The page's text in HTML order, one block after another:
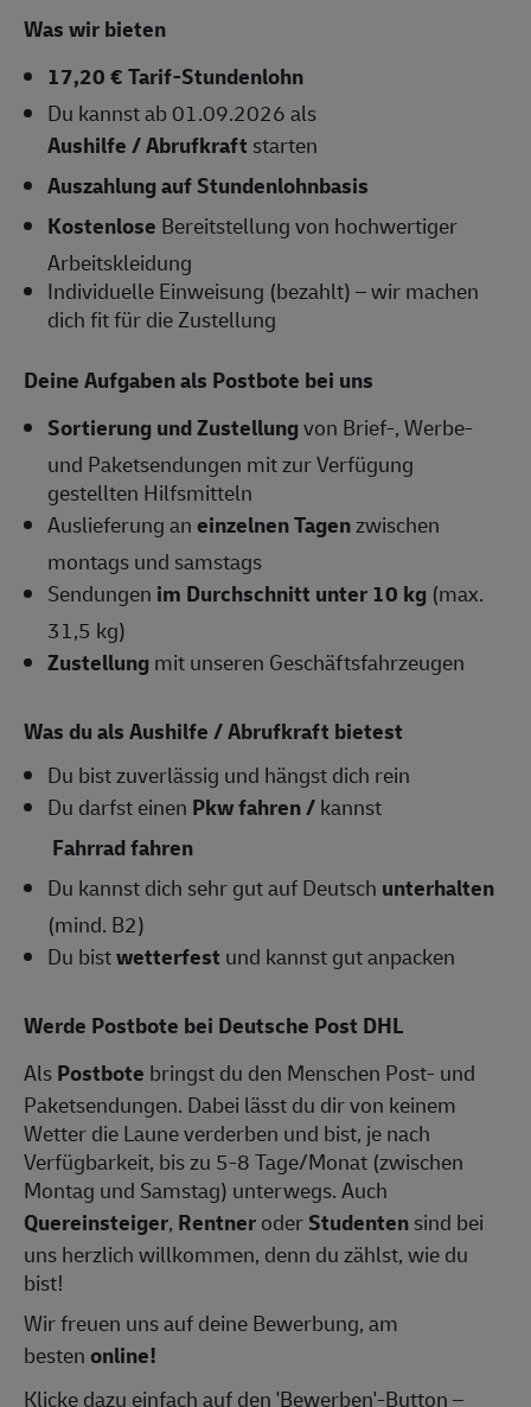
Was wir bieten
17,20 € Tarif-Stundenlohn
Du kannst ab 01.09.2026 als
Aushilfe / Abrufkraft starten
Auszahlung auf Stundenlohnbasis
Kostenlose Bereitstellung von hochwertiger
Arbeitskleidung
Individuelle Einweisung (bezahlt) – wir machen
dich fit für die Zustellung
Deine Aufgaben als Postbote bei uns
Sortierung und Zustellungvon Brief-, Werbe-
und Paketsendungen mit zur Verfügung
gestellten Hilfsmitteln
Auslieferung aneinzelnen Tagenzwischen
montags und samstags
Sendungen im Durchschnitt unter 10 kg (max.
31,5 kg)
Zustellungmit unseren Geschäftsfahrzeugen
Was du als Aushilfe / Abrufkraft bietest
Du bist zuverlässig und hängst dich rein
Du darfst einen Pkw fahren /kannst
Fahrrad fahren
Du kannst dich sehr gut auf Deutsch unterhalten
(mind. B2)
Du bistwetterfest und kannst gut anpacken
Werde Postbote bei Deutsche Post DHL
AlsPostbote bringst du den Menschen Post- und
Paketsendungen. Dabei lässt du dir von keinem
Wetter die Laune verderben und bist, je nach
Verfügbarkeit, bis zu 5-8 Tage/Monat (zwischen
Montag und Samstag) unterwegs. Auch
Quereinsteiger, RentneroderStudentensind bei
uns herzlich willkommen, denn du zählst, wie du
bist!
Wir freuen uns auf deine Bewerbung, am
bestenonline!
Klicke dazu einfach auf den 'Bewerben'-Button –